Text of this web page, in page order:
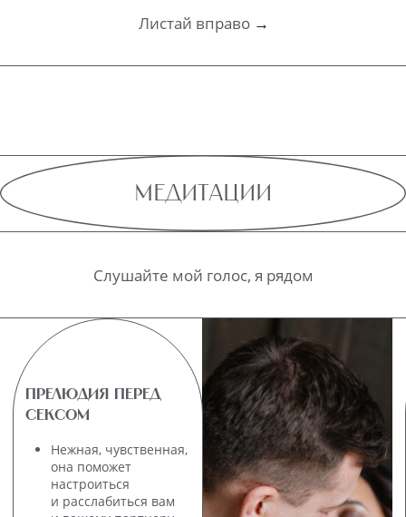
ДО ОКОНЧАНИЯ СКИДОК
Курсы
ПОЯВИЛИСЬ ВОПРОСЫ
ИЛИ НУЖНА ПОМОЩЬ?
СВЯЗАТЬСЯ СО СЛУЖБОЙ ЗАБОТЫ ❤️